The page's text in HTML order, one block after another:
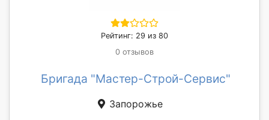
Рейтинг: 29 из 80
0 отзывов
Бригада "Мастер-Строй-Сервис"
Запорожье